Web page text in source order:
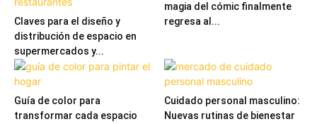
Claves para el diseño y
distribución de espacio en
supermercados y...
magia del cómic finalmente
regresa al...
Guía de color para
transformar cada espacio
Cuidado personal masculino:
Nuevas rutinas de bienestar